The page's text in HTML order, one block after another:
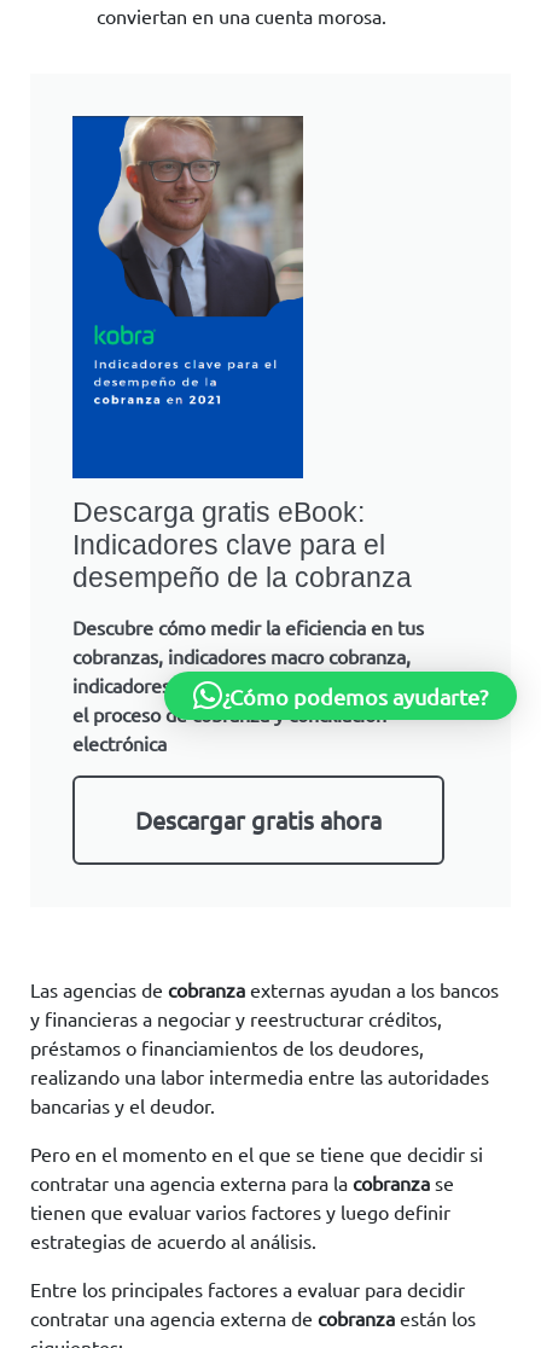
conviertan en una cuenta morosa.
Descarga gratis eBook:
Indicadores clave para el
desempeño de la cobranza
Descubre cómo medir la eficiencia en tus
cobranzas, indicadores macro cobranza,
indicadores operativos clave de la cobranza y
el proceso de cobranza y conciliación
electrónica
Descargar gratis ahora
Las agencias de cobranza externas ayudan a los bancos
y financieras a negociar y reestructurar créditos,
préstamos o financiamientos de los deudores,
realizando una labor intermedia entre las autoridades
bancarias y el deudor.
Pero en el momento en el que se tiene que decidir si
contratar una agencia externa para la cobranza se
tienen que evaluar varios factores y luego definir
estrategias de acuerdo al análisis.
Entre los principales factores a evaluar para decidir
contratar una agencia externa de cobranza están los
¿Cómo podemos ayudarte?